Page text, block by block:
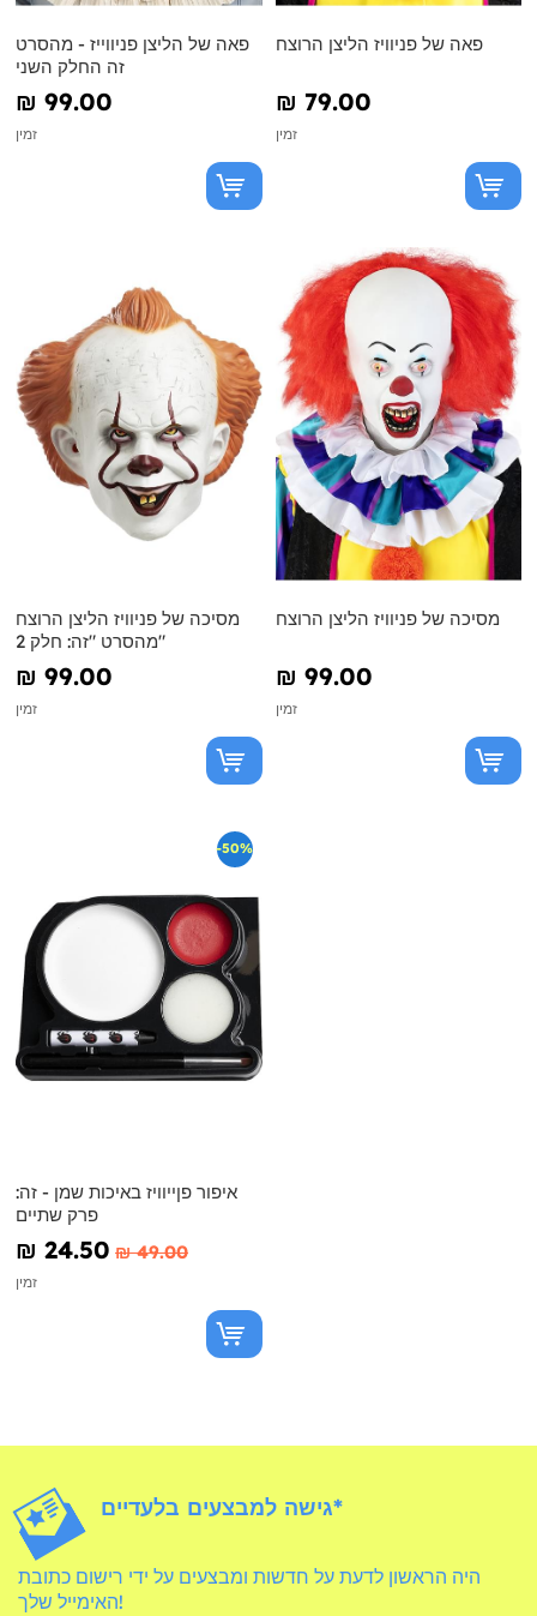
פאה של הליצן פניווייז - מהסרט
זה החלק השני
₪‎ 99.00
זמין
פאה של פניוויז הליצן הרוצח
₪‎ 79.00
זמין
מסיכה של פניוויז הליצן הרוצח
מהסרט "זה: חלק 2"
₪‎ 99.00
זמין
מסיכה של פניוויז הליצן הרוצח
₪‎ 99.00
זמין
-50%
איפור פןייוויז באיכות שמן - זה:
פרק שתיים
₪‎ 24.50 ₪‎ 49.00
זמין
גישה למבצעים בלעדיים*
היה הראשון לדעת על חדשות ומבצעים על ידי רישום כתובת
האימייל שלך!